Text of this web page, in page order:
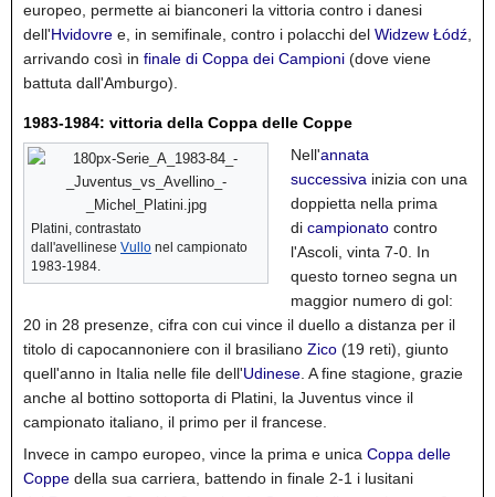
europeo, permette ai bianconeri la vittoria contro i danesi
dell'Hvidovre e, in semifinale, contro i polacchi del Widzew Łódź,
arrivando così in finale di Coppa dei Campioni (dove viene
battuta dall'Amburgo).
1983-1984: vittoria della Coppa delle Coppe
Platini, contrastato
dall'avellinese Vullo nel campionato
1983-1984.
Nell'annata
successiva inizia con una
doppietta nella prima
di campionato contro
l'Ascoli, vinta 7-0. In
questo torneo segna un
maggior numero di gol:
20 in 28 presenze, cifra con cui vince il duello a distanza per il
titolo di capocannoniere con il brasiliano Zico (19 reti), giunto
quell'anno in Italia nelle file dell'Udinese. A fine stagione, grazie
anche al bottino sottoporta di Platini, la Juventus vince il
campionato italiano, il primo per il francese.
Invece in campo europeo, vince la prima e unica Coppa delle
Coppe della sua carriera, battendo in finale 2-1 i lusitani